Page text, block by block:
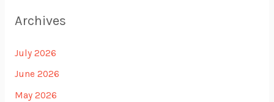
Archives
July 2026
June 2026
May 2026